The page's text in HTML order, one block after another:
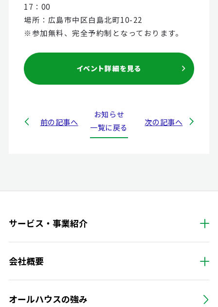
17：00
場所：広島市中区白島北町10-22
※参加無料、完全予約制となっております。
前の記事へ
お知らせ
一覧に戻る
次の記事へ
サービス・事業紹介
会社概要
オールハウスの強み